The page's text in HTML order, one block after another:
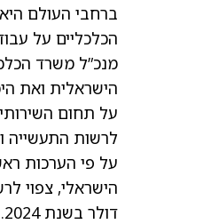
ברחבי העולם
הכלכליים על
הישראלית ואת
על תחום
לרשות התעשייה
על פי הערכות